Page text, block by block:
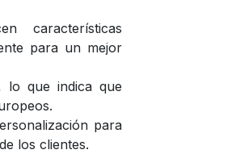
características
para un mejor
lo que indica que
para
los clientes.